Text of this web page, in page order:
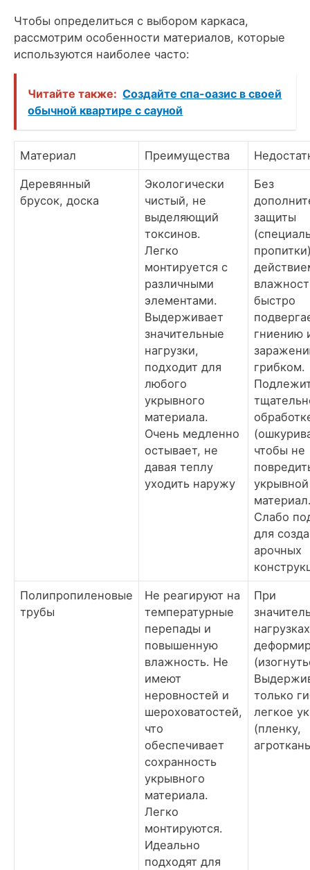
Чтобы определиться с выбором каркаса,
рассмотрим особенности материалов, которые
используются наиболее часто:
Читайте также: Создайте спа-оазис в своей
обычной квартире с сауной
Материал Преимущества
Деревянный
брусок, доска
Экологически
чистый, не
выделяющий
токсинов.
Легко
монтируется с
различными
элементами.
Выдерживает
значительные
нагрузки,
подходит для
любого
укрывного
материала.
Очень медленно
остывает, не
давая теплу
уходить наружу
Без
защиты
быстро
гниению
грибком.
чтобы не
укрывной
Слабо
для
арочных
Полипропиленовые
трубы
Не реагируют на
температурные
перепады и
повышенную
влажность. Не
имеют
неровностей и
шероховатостей,
что
обеспечивает
сохранность
укрывного
материала.
Легко
монтируются.
Идеально
подходят для
При
только
легкое
(пленку,